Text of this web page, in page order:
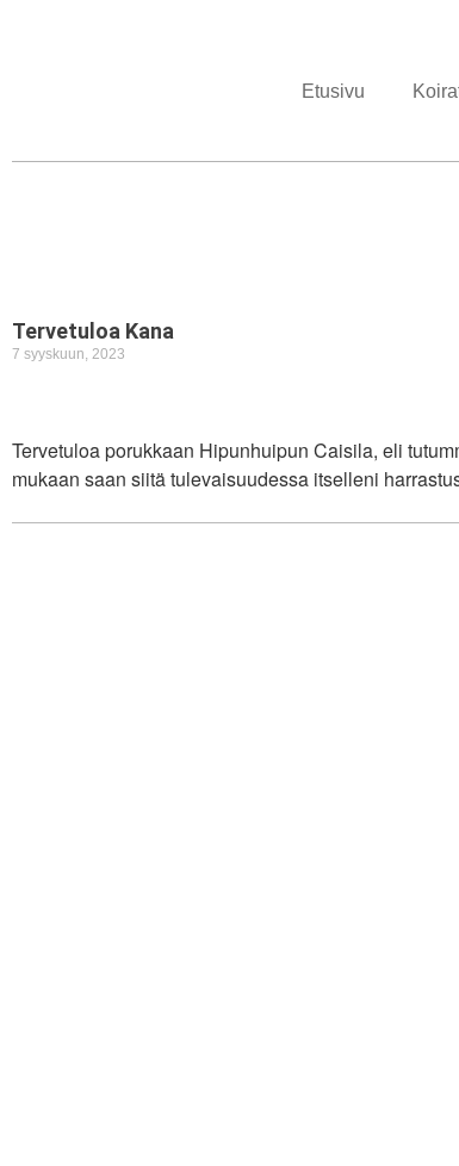
Etusivu
Tervetuloa Kana
7 syyskuun, 2023
Tervetuloa porukkaan Hipunhuipun Caisila, eli
mukaan saan siitä tulevaisuudessa itselleni